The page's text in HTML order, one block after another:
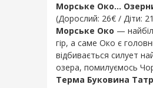
Морське Око...
(Дорослий: 26€ / Діти:
Морське Око —
гір, а саме Око є
відбивається силует
озера, помилуємось
Терма Буковина